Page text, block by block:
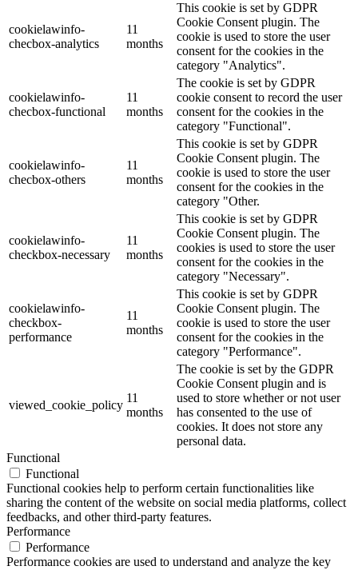
cookielawinfo-
checbox-analytics
11
months
This cookie is set by GDPR
Cookie Consent plugin. The
cookie is used to store the user
consent for the cookies in the
category "Analytics".
cookielawinfo-
checbox-functional
11
months
The cookie is set by GDPR
cookie consent to record the user
consent for the cookies in the
category "Functional".
cookielawinfo-
checbox-others
11
months
This cookie is set by GDPR
Cookie Consent plugin. The
cookie is used to store the user
consent for the cookies in the
category "Other.
cookielawinfo-
checkbox-necessary
11
months
This cookie is set by GDPR
Cookie Consent plugin. The
cookies is used to store the user
consent for the cookies in the
category "Necessary".
cookielawinfo-
checkbox-
performance
11
months
This cookie is set by GDPR
Cookie Consent plugin. The
cookie is used to store the user
consent for the cookies in the
category "Performance".
viewed_cookie_policy
11
months
The cookie is set by the GDPR
Cookie Consent plugin and is
used to store whether or not user
has consented to the use of
cookies. It does not store any
personal data.
Functional
Functional
Functional cookies help to perform certain functionalities like
sharing the content of the website on social media platforms, collect
feedbacks, and other third-party features.
Performance
Performance
Performance cookies are used to understand and analyze the key